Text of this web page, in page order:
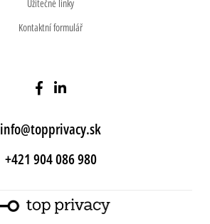
Užitečné linky
Kontaktní formulář
info@topprivacy.sk
+421 904 086 980